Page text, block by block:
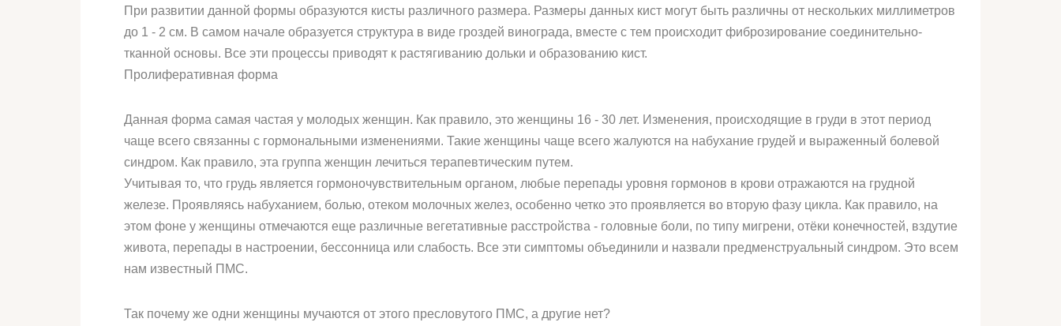
При развитии данной формы образуются кисты различного размера. Размеры данных кист могут быть различны от нескольких миллиметров
до 1 - 2 см. В самом начале образуется структура в виде гроздей винограда, вместе с тем происходит фиброзирование соединительно-
тканной основы. Все эти процессы приводят к растягиванию дольки и образованию кист.
Пролиферативная форма
Данная форма самая частая у молодых женщин. Как правило, это женщины 16 - 30 лет. Изменения, происходящие в груди в этот период
чаще всего связанны с гормональными изменениями. Такие женщины чаще всего жалуются на набухание грудей и выраженный болевой
синдром. Как правило, эта группа женщин лечиться терапевтическим путем.
Учитывая то, что грудь является гормоночувствительным органом, любые перепады уровня гормонов в крови отражаются на грудной
железе. Проявляясь набуханием, болью, отеком молочных желез, особенно четко это проявляется во вторую фазу цикла. Как правило, на
этом фоне у женщины отмечаются еще различные вегетативные расстройства - головные боли, по типу мигрени, отёки конечностей, вздутие
живота, перепады в настроении, бессонница или слабость. Все эти симптомы объединили и назвали предменструальный синдром. Это всем
нам известный ПМС.
Так почему же одни женщины мучаются от этого пресловутого ПМС, а другие нет?